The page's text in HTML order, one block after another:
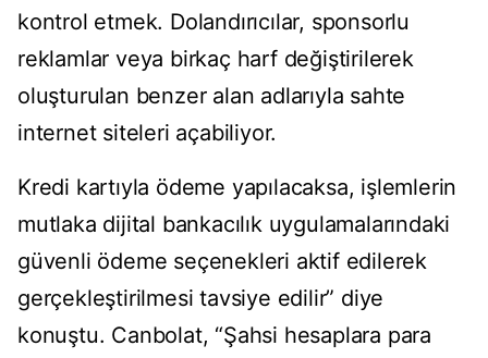
kontrol etmek. Dolandırıcılar, sponsorlu
reklamlar veya birkaç harf değiştirilerek
oluşturulan benzer alan adlarıyla sahte
internet siteleri açabiliyor.
Kredi kartıyla ödeme yapılacaksa, işlemlerin
mutlaka dijital bankacılık uygulamalarındaki
güvenli ödeme seçenekleri aktif edilerek
gerçekleştirilmesi tavsiye edilir” diye
konuştu. Canbolat, “Şahsi hesaplara para